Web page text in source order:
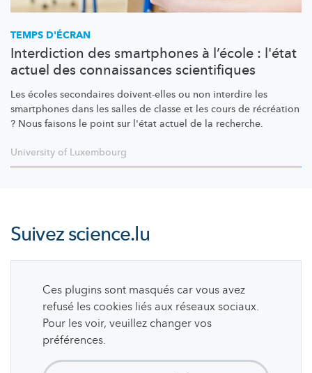
TEMPS D'ÉCRAN
Interdiction des smartphones à l’école : l'état
actuel des connaissances scientifiques
Les écoles secondaires doivent-elles ou non interdire les
smartphones dans les salles de classe et les cours de récréation
? Nous faisons le point sur l'état actuel de la recherche.
University of Luxembourg
Suivezscience.lu
Ces plugins sont masqués car vous avez
refusé les cookies liés aux réseaux sociaux.
Pour les voir, veuillez changer vos
préférences.